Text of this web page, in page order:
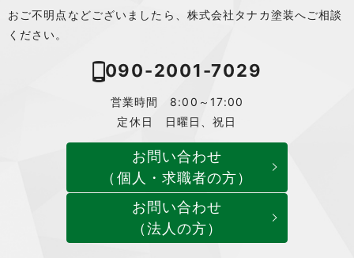
おご不明点などございましたら、株式会社タナカ塗装へご相談
ください。
090-2001-7029
営業時間 8:00～17:00
定休日 日曜日、祝日
お問い合わせ
（個人・求職者の方）
お問い合わせ
（法人の方）